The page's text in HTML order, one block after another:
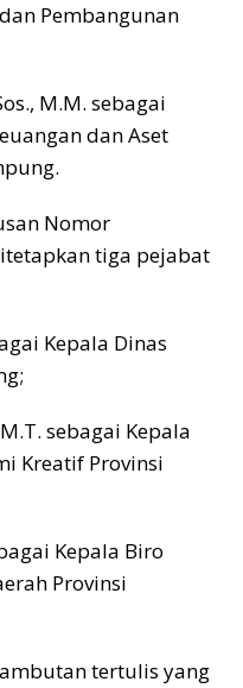
Pembangunan
M.M. sebagai
dan Aset
Nomor
tiga pejabat
Kepala Dinas
sebagai Kepala
Kreatif Provinsi
Kepala Biro
Provinsi
tertulis yang